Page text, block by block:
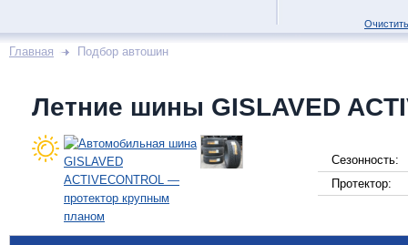
Главная Подбор автошин
Летние шины GISLAVED
Сезонность:
Протектор: